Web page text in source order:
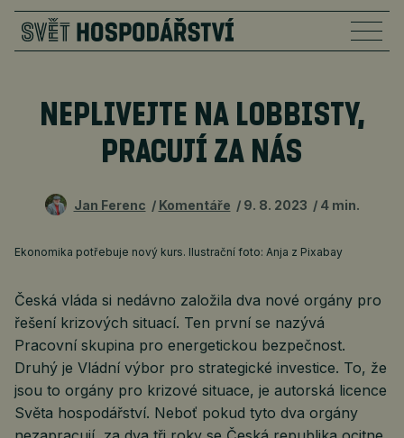
NEPLIVEJTE NA LOBBISTY,
PRACUJÍ ZA NÁS
Jan Ferenc Komentáře 9. 8. 2023 4 min.
Ekonomika potřebuje nový kurs. Ilustrační foto: Anja z Pixabay
Česká vláda si nedávno založila dva nové orgány pro
řešení krizových situací. Ten první se nazývá
Pracovní skupina pro energetickou bezpečnost.
Druhý je Vládní výbor pro strategické investice. To, že
jsou to orgány pro krizové situace, je autorská licence
Světa hospodářství. Neboť pokud tyto dva orgány